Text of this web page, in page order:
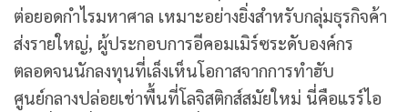
ต่อยอดกำไรมหาศาล เหมาะอย่างยิ่งสำหรับกลุ่มธุรกิจค้า
ส่งรายใหญ่, ผู้ประกอบการอีคอมเมิร์ซระดับองค์กร
ตลอดจนนักลงทุนที่เล็งเห็นโอกาสจากการทำฮับ
ศูนย์กลางปล่อยเช่าพื้นที่โลจิสติกส์สมัยใหม่ นี่คือแรร์ไอ